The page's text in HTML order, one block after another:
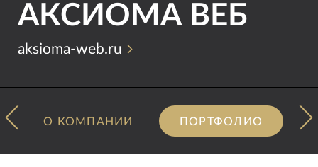
АКСИОМА ВЕБ
aksioma-web.ru
О КОМПАНИИ ПОРТФОЛИО